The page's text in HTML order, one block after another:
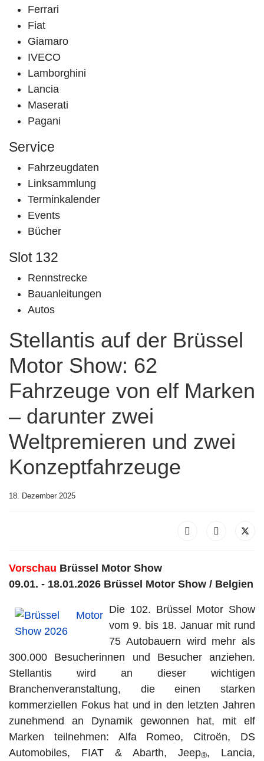
Ferrari
Fiat
Giamaro
IVECO
Lamborghini
Lancia
Maserati
Pagani
Service
Fahrzeugdaten
Linksammlung
Terminkalender
Events
Bücher
Slot 132
Rennstrecke
Bauanleitungen
Autos
Stellantis auf der Brüssel
Motor Show: 62
Fahrzeuge von elf Marken
– darunter zwei
Weltpremieren und zwei
Konzeptfahrzeuge
18. Dezember 2025
Vorschau Brüssel Motor Show
09.01. - 18.01.2026 Brüssel Motor Show / Belgien
Die 102. Brüssel Motor Show
vom 9. bis 18. Januar mit rund
75 Autobauern wird mehr als
300.000 Besucherinnen und Besucher anziehen.
Stellantis wird an dieser wichtigen
Branchenveranstaltung, die einen starken
kommerziellen Fokus hat und in den letzten Jahren
zunehmend an Dynamik gewonnen hat, mit elf
Marken teilnehmen: Alfa Romeo, Citroën, DS
Automobiles, FIAT & Abarth, Jeep®, Lancia,